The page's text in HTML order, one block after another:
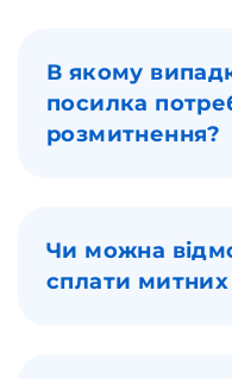
В якому
посилка
розмитнення?
Чи можна
сплати митних